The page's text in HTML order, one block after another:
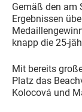
Gemäß den am
Ergebnissen
knapp die 25-
Mit bereits
Platz das
Kolocová und